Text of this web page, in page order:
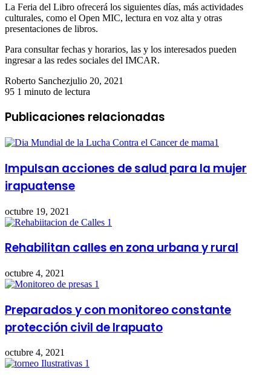
La Feria del Libro ofrecerá los siguientes días, más actividades
culturales, como el Open MIC, lectura en voz alta y otras
presentaciones de libros.
Para consultar fechas y horarios, las y los interesados pueden
ingresar a las redes sociales del IMCAR.
Roberto Sanchezjulio 20, 2021
95 1 minuto de lectura
Publicaciones relacionadas
Impulsan acciones de salud para la mujer
irapuatense
octubre 19, 2021
Rehabilitan calles en zona urbana y rural
octubre 4, 2021
Preparados y con monitoreo constante
protección civil de Irapuato
octubre 4, 2021